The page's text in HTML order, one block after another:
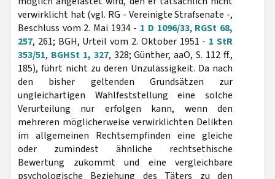
verwirklicht hat (vgl. RG - Vereinigte Strafsenate -,
Beschluss vom 2. Mai 1934 - 1 D 1096/33, RGSt 68,
257, 261; BGH, Urteil vom 2. Oktober 1951 - 1 StR
353/51, BGHSt 1, 327, 328; Günther, aaO, S. 112 ff.,
185), führt nicht zu deren Unzulässigkeit. Da nach
den bisher geltenden Grundsätzen zur
ungleichartigen Wahlfeststellung eine solche
Verurteilung nur erfolgen kann, wenn den
mehreren möglicherweise verwirklichten Delikten
im allgemeinen Rechtsempfinden eine gleiche
oder zumindest ähnliche rechtsethische
Bewertung zukommt und eine vergleichbare
psychologische Beziehung des Täters zu den